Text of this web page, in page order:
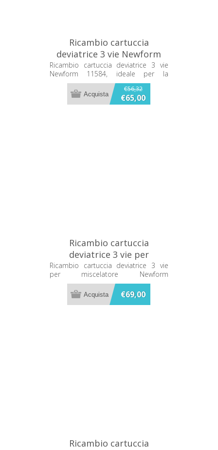
Ricambio cartuccia
deviatrice 3 vie Newform
11584
Ricambio cartuccia deviatrice 3 vie
Newform 11584, ideale per la
sostituzione del componente del
rubinetto.
€56,32
€65,00
Ricambio cartuccia
deviatrice 3 vie per
miscelatore Newform
25902.00.000
Ricambio cartuccia deviatrice 3 vie
per miscelatore Newform
25902.00.000
€69,00
Ricambio cartuccia